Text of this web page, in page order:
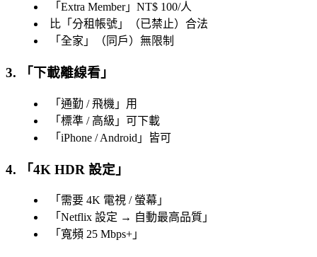
「 Extra Member」NT$ 100/人
比「 分租帳號 」（已禁止）合法
「 全家 」（同戶）無限制
3. 「 下載離線看 」
「 通勤 / 飛機 」用
「 標準 / 高級 」可下載
「 iPhone / Android 」皆可
4. 「4K HDR 設定 」
「 需要 4K 電視 / 螢幕 」
「 Netflix 設定 → 自動最高品質 」
「 寬頻 25 Mbps+ 」